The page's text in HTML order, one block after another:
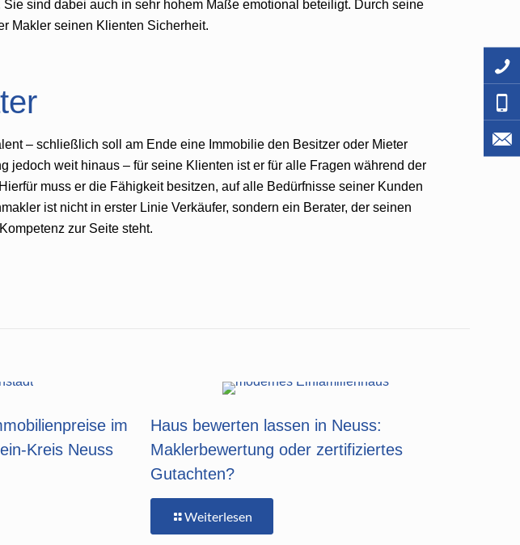
sind dabei auch in sehr hohem Maße emotional beteiligt. Durch seine
Makler seinen Klienten Sicherheit.
– schließlich soll am Ende eine Immobilie den Besitzer oder Mieter
weit hinaus – für seine Klienten ist er für alle Fragen während der
muss er die Fähigkeit besitzen, auf alle Bedürfnisse seiner Kunden
ist nicht in erster Linie Verkäufer, sondern ein Berater, der seinen
zur Seite steht.
im
Kreis Neuss
Haus bewerten lassen in Neuss:
Maklerbewertung oder zertifiziertes
Gutachten?
Weiterlesen